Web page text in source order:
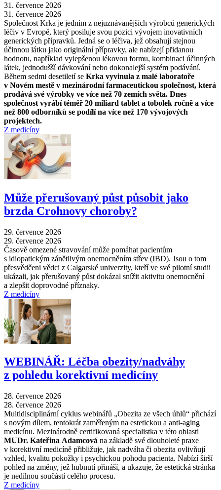
31. července 2026
31. července 2026
Společnost Krka je jedním z nejuznávanějších výrobců generických
léčiv v Evropě, který posiluje svou pozici vývojem inovativních
generických přípravků. Jedná se o léčiva, jež obsahují stejnou
účinnou látku jako originální přípravky, ale nabízejí přidanou
hodnotu, například vylepšenou lékovou formu, kombinaci účinných
látek, jednodušší dávkování nebo dokonalejší systém podávání.
Během sedmi desetiletí se Krka vyvinula z malé laboratoře
v Novém mestě v mezinárodní farmaceutickou společnost, která
prodává své výrobky ve více než 70 zemích světa. Dnes
společnost vyrábí téměř 20 miliard tablet a tobolek ročně a více
než 800 odborníků se podílí na více než 170 vývojových
projektech.
Z medicíny
Může přerušovaný půst působit jako
brzda Crohnovy choroby?
29. července 2026
29. července 2026
Časově omezené stravování může pomáhat pacientům
s idiopatickým zánětlivým onemocněním střev (IBD). Jsou o tom
přesvědčeni vědci z Calgarské univerzity, kteří ve své pilotní studii
ukázali, jak přerušovaný půst dokázal snížit aktivitu onemocnění
a zlepšit doprovodné příznaky.
Z medicíny
WEBINÁŘ: Léčba obezity/nadváhy
z pohledu korektivní medicíny
28. července 2026
28. července 2026
Multidisciplinární cyklus webinářů „Obezita ze všech úhlů“ přichází
s novým dílem, tentokrát zaměřeným na estetickou a anti-aging
medicínu. Mezinárodně certifikovaná specialistka v této oblasti
MUDr. Kateřina Adamcová na základě své dlouholeté praxe
v korektivní medicíně přibližuje, jak nadváha či obezita ovlivňují
vzhled, kvalitu pokožky i psychickou pohodu pacienta. Nabízí širší
pohled na změny, jež hubnutí přináší, a ukazuje, že estetická stránka
je nedílnou součástí celého procesu.
Z medicíny